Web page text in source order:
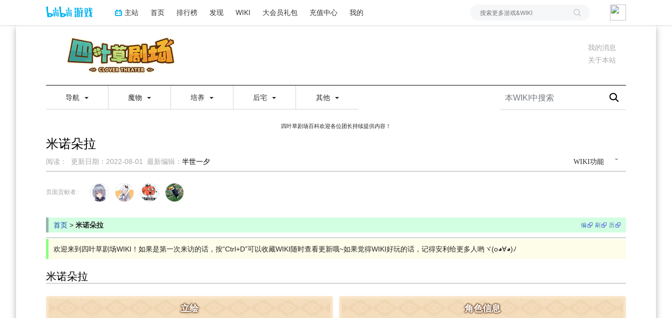
主站 首页 排行榜 发现 WIKI 大会员礼包 充值中心 我的
我的消息
关于本站
导航 魔物 培养 后宅 其他
四叶草剧场百科欢迎各位团长持续提供内容！
米诺朵拉
WIKI功能
阅读： 更新日期： 2022-08-01 最新编辑： 半世一夕
到
到
页面贡献者 :
编 刷 历
首页 > 米诺朵拉
欢迎来到四叶草剧场WIKI！如果是第一次来访的话，按“Ctrl+D”可以收藏WIKI随时查看更新哦~如果觉得WIKI好玩的话，记得安利给更多人哟ヾ(o◕∀◕)ﾉ
米诺朵拉
立绘 角色信息